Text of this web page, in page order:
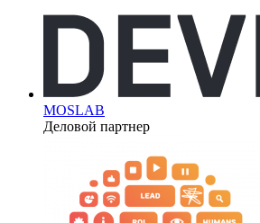
MOSLAB
Деловой партнер